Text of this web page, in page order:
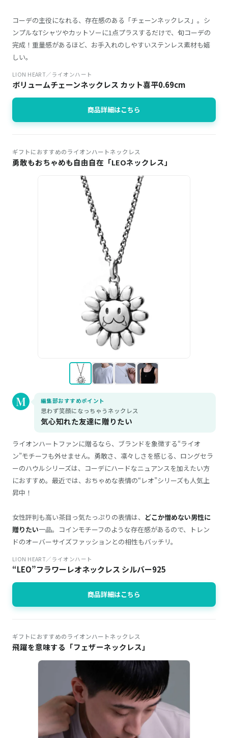
コーデの主役になれる、存在感のある「チェーンネックレス」。シ
ンプルなTシャツやカットソーに1点プラスするだけで、旬コーデの
完成！重量感があるほど、お手入れのしやすいステンレス素材も嬉
しい。
LION HEART／ライオンハート
ボリュームチェーンネックレス カット喜平0.69cm
商品詳細はこちら
ギフトにおすすめのライオンハートネックレス
勇敢もおちゃめも自由自在「LEOネックレス」
編集部おすすめポイント
思わず笑顔になっちゃうネックレス
気心知れた友達に贈りたい
ライオンハートファンに贈るなら、ブランドを象徴する“ライオ
ン”モチーフも外せません。勇敢さ、凛々しさを感じる、ロングセラ
ーのハウルシリーズは、コーデにハードなニュアンスを加えたい方
におすすめ。最近では、おちゃめな表情の“レオ”シリーズも人気上
昇中！
女性評判も高い茶目っ気たっぷりの表情は、 どこか憎めない男性に
贈りたい一品。コインモチーフのような存在感があるので、トレン
ドのオーバーサイズファッションとの相性もバッチリ。
LION HEART／ライオンハート
“LEO”フラワーレオネックレス シルバー925
商品詳細はこちら
ギフトにおすすめのライオンハートネックレス
飛躍を意味する「フェザーネックレス」